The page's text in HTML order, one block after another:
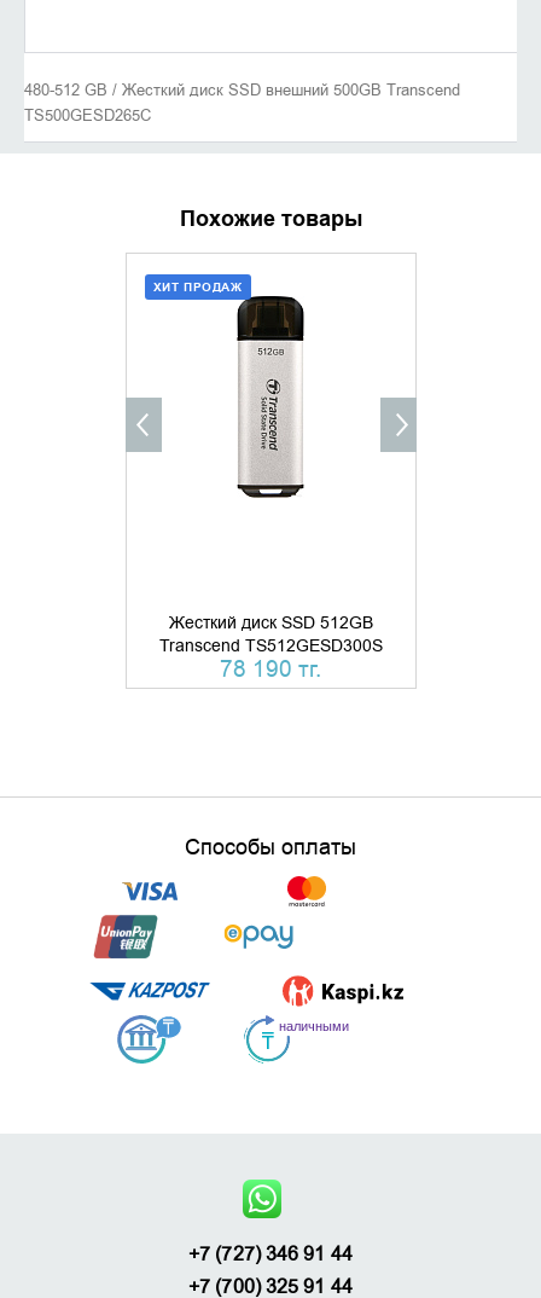
480-512 GB / Жесткий диск SSD внешний 500GB Transcend
TS500GESD265C
Похожие товары
Жесткий диск SSD 512GB
Transcend TS512GESD300S
78 190 тг.
ХИТ ПРОДАЖ
ДОБАВИТЬ В КОРЗИНУ
КУПИТЬ В 1 КЛИК
Способы оплаты
+7 (727) 346 91 44
+7 (700) 325 91 44